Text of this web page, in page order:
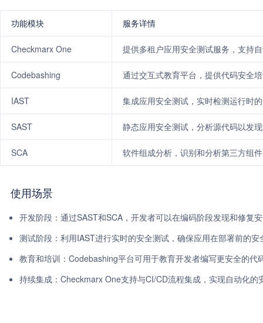
功能模块 服务详情
Checkmarx One 提供多租户应用安全测试服务，支持
Codebashing 通过交互式教育平台，提供代码安全
IAST 集成应用安全测试，实时检测运行时
SAST 静态应用安全测试，分析源代码以发
SCA 软件组成分析，识别和分析第三方组
使用场景
开发阶段：通过SAST和SCA，开发者可以在编码阶段发现和修复
测试阶段：利用IAST进行实时的安全测试，确保应用在部署前的安
教育和培训：Codebashing平台可用于教育开发者编写更安全的代
持续集成：Checkmarx One支持与CI/CD流程集成，实现自动化的